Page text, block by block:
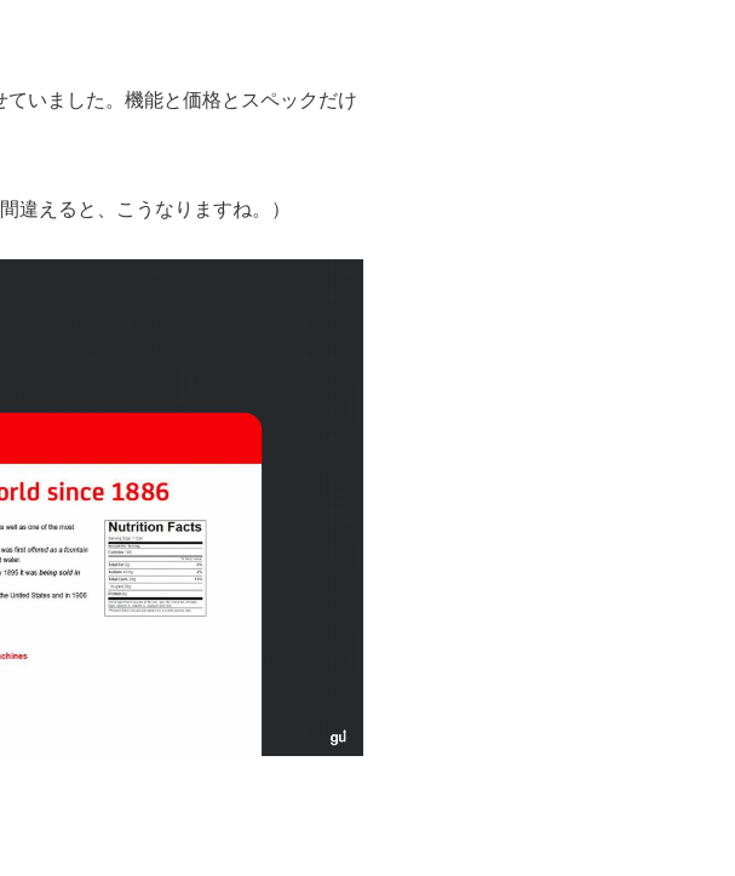
いました。機能と価格とスペックだけ
違えると、こうなりますね。）